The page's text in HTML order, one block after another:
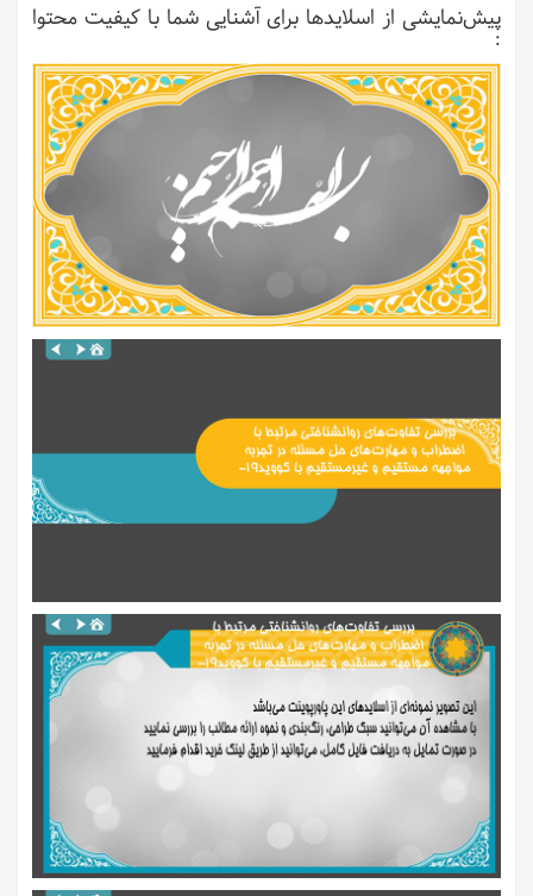
پیش‌نمایشی از اسلایدها برای آشنایی شما با کیفیت محتوا
: